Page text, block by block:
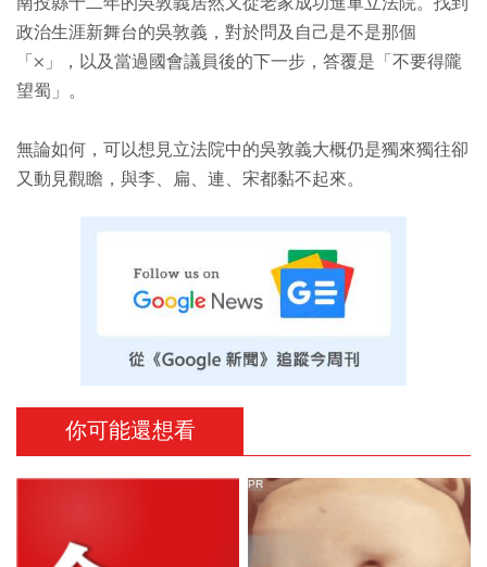
政治生涯新舞台的吳敦義，對於問及自己是不是那個
「×」，以及當過國會議員後的下一步，答覆是「不要得隴
望蜀」。
無論如何，可以想見立法院中的吳敦義大概仍是獨來獨往卻
又動見觀瞻，與李、扁、連、宋都黏不起來。
你可能還想看
PR